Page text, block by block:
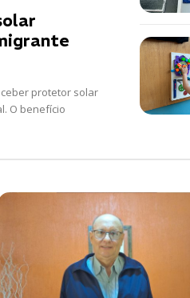
protetor solar
O benefício